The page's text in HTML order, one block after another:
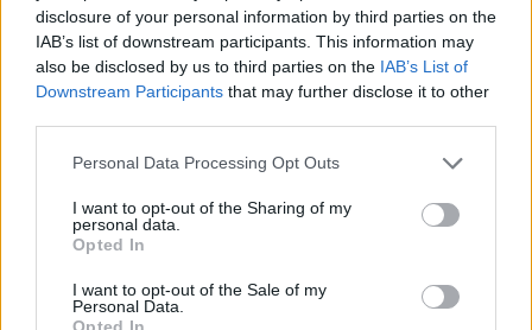
disclosure of your personal information by third parties on the
IAB’s list of downstream participants. This information may
also be disclosed by us to third parties on the IAB’s List of
Downstream Participants that may further disclose it to other
Please note that this website/app uses one or more Google
not limited to your visit or usage behaviour. You may click to
grant or deny consent to Google and its third-party tags to
use your data for below specified purposes in below Google
consent section.
Personal Data Processing Opt Outs
I want to opt-out of the Sharing of my
personal data.
Opted In
I want to opt-out of the Sale of my
Personal Data.
Opted In
formy alfabetycznie:
Rusek; Ruska; Ruskach; Ruskami; Ruskiem; Ruskom;
Pozostały wątpliwości? Brakuje czegoś w haśle?
Zobacz, co zyskują abonenci Dobrego słownika.